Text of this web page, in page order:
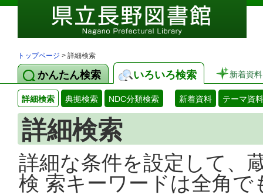
トップページ > 詳細検索
かんたん検索 いろいろ検索 新着資料
詳細検索 典拠検索 NDC分類検索 新着資料 テーマ資料
詳細検索
詳細な条件を設定して、
検 索キーワードは全角